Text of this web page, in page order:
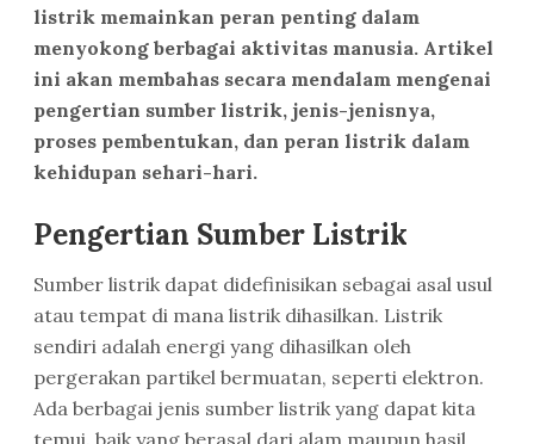
listrik memainkan peran penting dalam
menyokong berbagai aktivitas manusia. Artikel
ini akan membahas secara mendalam mengenai
pengertian sumber listrik, jenis-jenisnya,
proses pembentukan, dan peran listrik dalam
kehidupan sehari-hari.
Pengertian Sumber Listrik
Sumber listrik dapat didefinisikan sebagai asal usul
atau tempat di mana listrik dihasilkan. Listrik
sendiri adalah energi yang dihasilkan oleh
pergerakan partikel bermuatan, seperti elektron.
Ada berbagai jenis sumber listrik yang dapat kita